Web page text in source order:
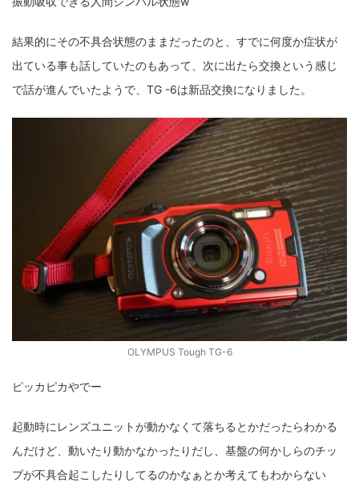
結果的にその不具合状態のままだったのと、すでに何度か症状が
出ている事も話していたのもあって、次に出たら交換という感じ
で話が進んでいたようで、TG -6は新品交換になりました。
OLYMPUS Tough TG-6
ピッカピカやでー
起動時にレンズユニットが動かなくて落ちるとかだったらわかる
んだけど、動いたり動かなかったりだし、基盤の何かしらのチッ
プが不具合起こしたりしてるのかなぁとか考えてもわからない